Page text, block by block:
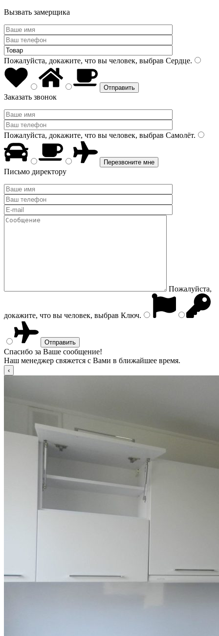
Вызвать замерщика
Пожалуйста, докажите, что вы человек, выбрав Сердце.
Заказать звонок
Пожалуйста, докажите, что вы человек, выбрав Самолёт.
Письмо директору
Пожалуйста,
докажите, что вы человек, выбрав Ключ.
Спасибо за Ваше сообщение!
Наш менеджер свяжется с Вами в ближайшее время.